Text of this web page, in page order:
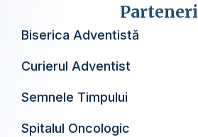
Parteneri
Biserica Adventistă
Curierul Adventist
Semnele Timpului
Spitalul Oncologic